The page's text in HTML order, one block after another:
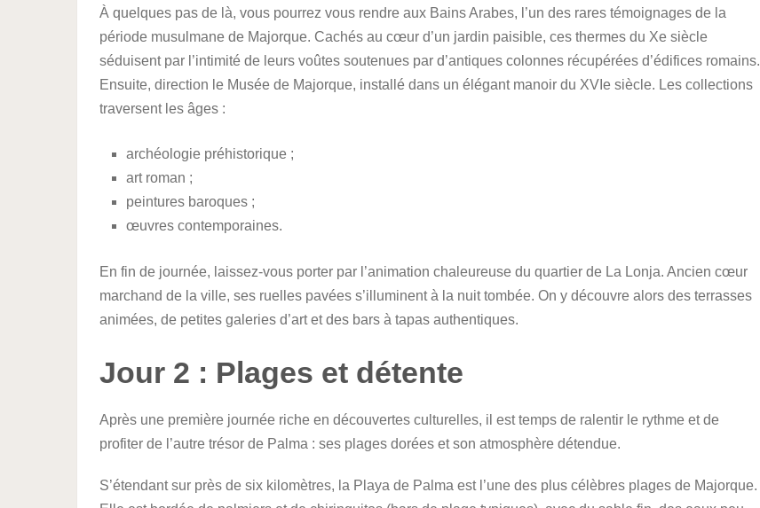
À quelques pas de là, vous pourrez vous rendre aux Bains Arabes, l’un des rares témoignages de la
période musulmane de Majorque. Cachés au cœur d’un jardin paisible, ces thermes du Xe siècle
séduisent par l’intimité de leurs voûtes soutenues par d’antiques colonnes récupérées d’édifices romains.
Ensuite, direction le Musée de Majorque, installé dans un élégant manoir du XVIe siècle. Les collections
traversent les âges :
archéologie préhistorique ;
art roman ;
peintures baroques ;
œuvres contemporaines.
En fin de journée, laissez-vous porter par l’animation chaleureuse du quartier de La Lonja. Ancien cœur
marchand de la ville, ses ruelles pavées s’illuminent à la nuit tombée. On y découvre alors des terrasses
animées, de petites galeries d’art et des bars à tapas authentiques.
Jour 2 : Plages et détente
Après une première journée riche en découvertes culturelles, il est temps de ralentir le rythme et de
profiter de l’autre trésor de Palma : ses plages dorées et son atmosphère détendue.
S’étendant sur près de six kilomètres, la Playa de Palma est l’une des plus célèbres plages de Majorque.